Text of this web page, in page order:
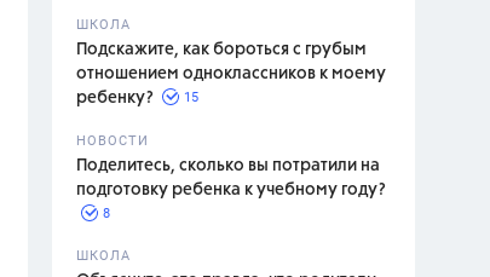
ШКОЛА
Подскажите, как бороться с грубым
отношением одноклассников к моему
ребенку?
15
НОВОСТИ
Поделитесь, сколько вы потратили на
подготовку ребенка к учебному году?
8
ШКОЛА